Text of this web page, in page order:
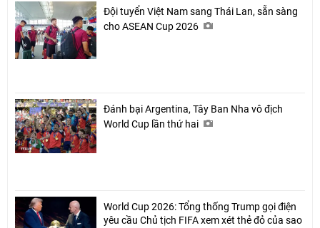
Đội tuyển Việt Nam sang Thái Lan, sẵn sàng
cho ASEAN Cup 2026
Đánh bại Argentina, Tây Ban Nha vô địch
World Cup lần thứ hai
World Cup 2026: Tổng thống Trump gọi điện
yêu cầu Chủ tịch FIFA xem xét thẻ đỏ của sao